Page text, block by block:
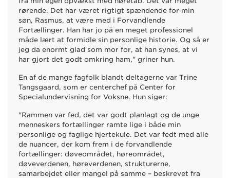
rørende. Det har været rigtigt spændende for min
søn, Rasmus, at være med i Forvandlende
Fortællinger. Han har jo på en meget professionel
måde lært at formidle sin personlige historie. Og så er
jeg da enormt glad som mor for, at han synes, at vi
har gjort det godt omkring ham," griner hun.
En af de mange fagfolk blandt deltagerne var Trine
Tangsgaard, som er centerchef på Center for
Specialundervisning for Voksne. Hun siger:
"Rammen var fed, det var godt planlagt og de unge
menneskers fortællinger ramte lige i både min
personlige og faglige hjertekule. Det var fedt med alle
de nuancer, der kom frem i de forvandlende
fortællinger: døveområdet, høreområdet,
døveverdenen, høreverdenen, strukturerne,
samarbejdet eller mangel på samme – beskrevet fra